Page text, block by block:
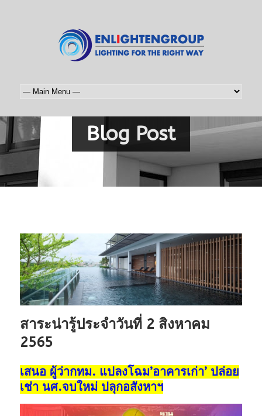
Blog Post
สาระน่ารู้ประจำวันที่ 2 สิงหาคม
2565
เสนอ ผู้ว่ากทม. แปลงโฉม’อาคารเก่า’ ปล่อย
เช่า นศ.จบใหม่ ปลุกอสังหาฯ